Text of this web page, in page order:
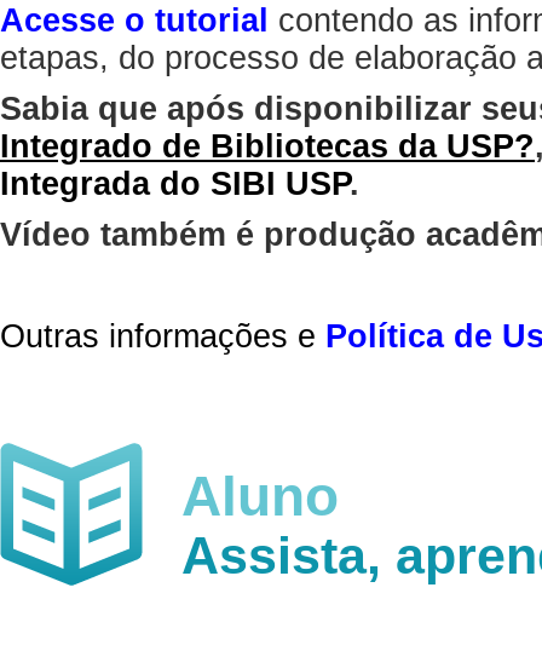
Acesse o tutorial contendo as
etapas, do processo de elaboração
Sabia que após disponibilizar
Integrado de Bibliotecas da USP?
Integrada do SIBI USP.
Vídeo também é produção
Outras informações e Política de
Aluno
Assista,